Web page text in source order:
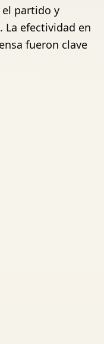
el partido y
La efectividad en
fueron clave